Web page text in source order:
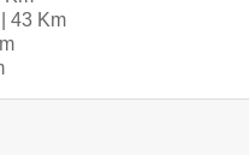
43 Km